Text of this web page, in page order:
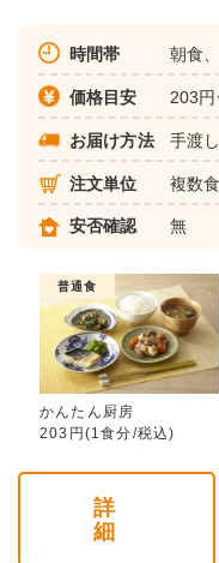
時間帯 朝食
価格目安 203
お届け方法 手渡し
注文単位 複数
安否確認 無
普通食
かんたん厨房
203円(1食分/税込)
詳
細